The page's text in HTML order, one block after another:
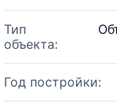
Тип
объекта:
Год постройки: